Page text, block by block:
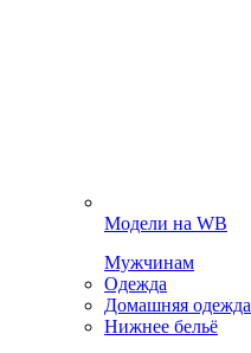
Модели на WB
Мужчинам
Одежда
Домашняя одежда
Нижнее бельё